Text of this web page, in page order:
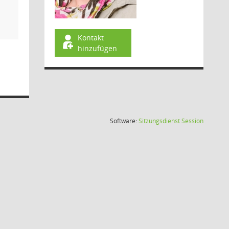
Kontakt
hinzufügen
Software:SitzungsdienstSession(Wird in